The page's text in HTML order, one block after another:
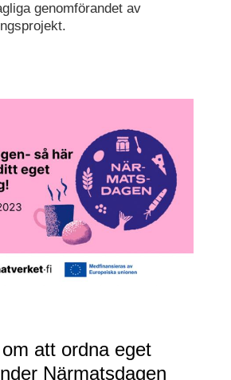
genomförandet av
att ordna eget
Närmatsdagen